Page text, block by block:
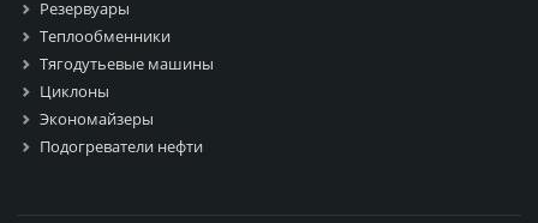
Резервуары
Теплообменники
Тягодутьевые машины
Циклоны
Экономайзеры
Подогреватели нефти